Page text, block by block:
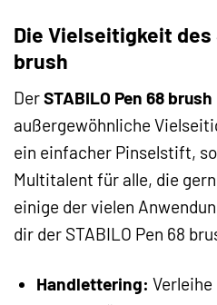
Die Vielseitigkeit des
brush
DerSTABILO Pen 68 brush
außergewöhnliche
ein einfacher Pinselstift,
Multitalent für alle, die
einige der vielen
dir der STABILO Pen 68
Handlettering: